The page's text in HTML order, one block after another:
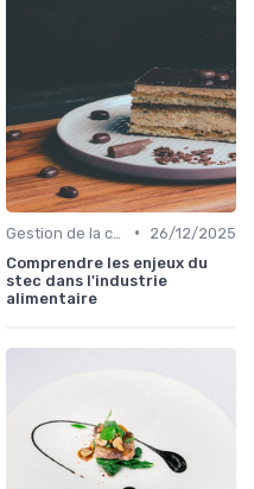
•
26/12/2025
Comprendre les enjeux du
stec dans l'industrie
alimentaire